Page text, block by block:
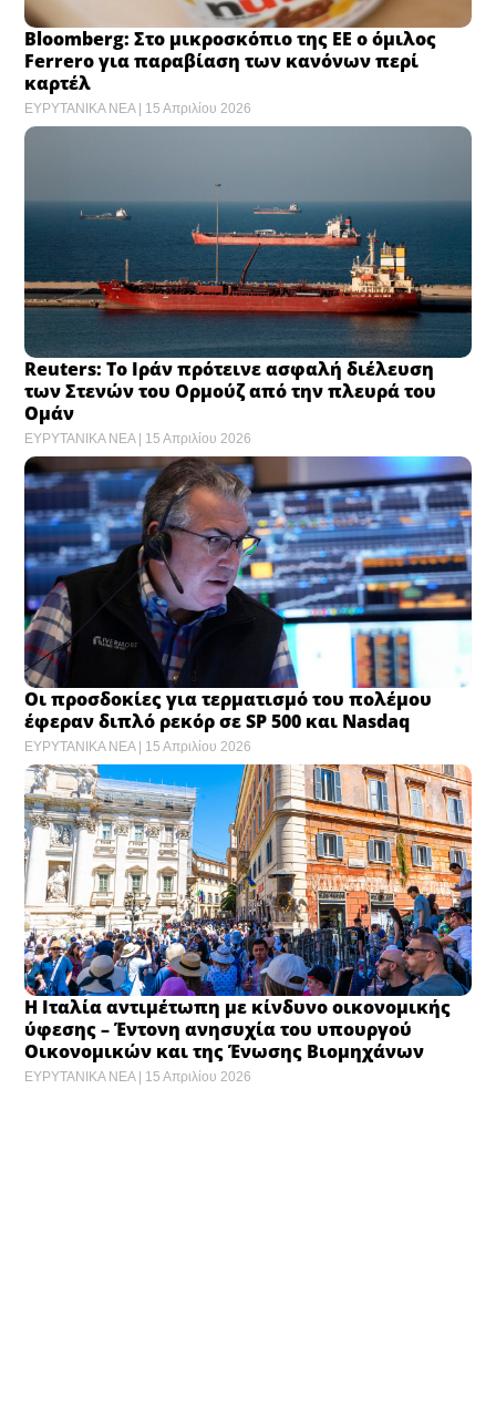
Bloomberg: Στο μικροσκόπιο της ΕΕ ο όμιλος
Ferrero για παραβίαση των κανόνων περί
καρτέλ
ΕΥΡΥΤΑΝΙΚΑ ΝΕΑ 15 Απριλίου 2026
Reuters: Το Ιράν πρότεινε ασφαλή διέλευση
των Στενών του Ορμούζ από την πλευρά του
Ομάν
ΕΥΡΥΤΑΝΙΚΑ ΝΕΑ 15 Απριλίου 2026
Οι προσδοκίες για τερματισμό του πολέμου
έφεραν διπλό ρεκόρ σε SP 500 και Nasdaq
ΕΥΡΥΤΑΝΙΚΑ ΝΕΑ 15 Απριλίου 2026
H Ιταλία αντιμέτωπη με κίνδυνο οικονομικής
ύφεσης – Έντονη ανησυχία του υπουργού
Οικονομικών και της Ένωσης Βιομηχάνων
ΕΥΡΥΤΑΝΙΚΑ ΝΕΑ 15 Απριλίου 2026